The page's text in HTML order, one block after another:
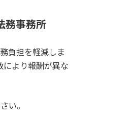
務事務所
負担を軽減しま
により報酬が異な
い。